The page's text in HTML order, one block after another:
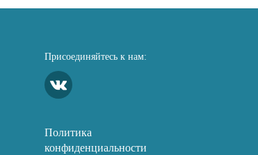
Присоединяйтесь к нам:
Политика
конфиденциальности